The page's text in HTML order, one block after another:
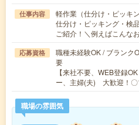
仕事内容
軽作業（仕分け・ピッキ
仕分け・ピッキング・検
ご紹介！＼例えばこんな
応募資格
職種未経験OK / ブランク
要
【来社不要、WEB登録
ー、主婦(夫) 大歓迎！
職場の雰囲気